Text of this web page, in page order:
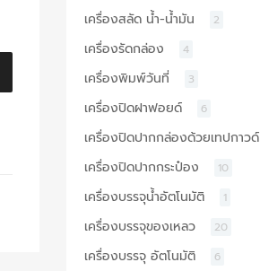
เครื่องสลัด น้ำ-น้ำมัน 2
เครื่องรัดกล่อง 4
เครื่องพิมพ์วันที่ 3
เครื่องปิดฝาฟอยด์ 6
เครื่องปิดปากกล่องด้วยเทปกาวด์
เครื่องปิดปากกระป๋อง 10
เครื่องบรรจุน้ำอัตโนมัติ 1
เครื่องบรรจุของเหลว 20
เครื่องบรรจุ อัตโนมัติ 6